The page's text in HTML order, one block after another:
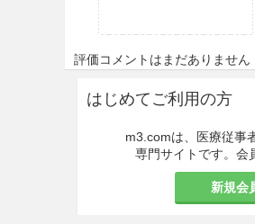
本剤の
る。こ
慎重投与
それが
高齢者
評価コメントはまだありません
はじめてご利用の方
m3.comは、医療従事
専門サイトです。会
新規会